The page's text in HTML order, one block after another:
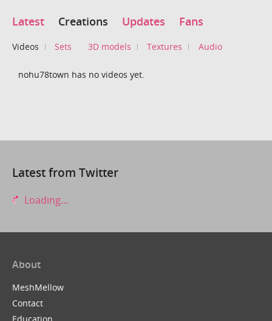
Latest Creations Updates Fans
Videos Sets 3D models Textures Audio
nohu78town has no videos yet.
Latest from Twitter
Loading...
About
MeshMellow
Contact